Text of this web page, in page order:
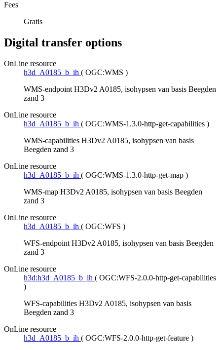
Fees
Gratis
Digital transfer options
OnLine resource
h3d_A0185_b_ih ( OGC:WMS )
WMS-endpoint H3Dv2 A0185, isohypsen van basis Beegden
zand 3
OnLine resource
h3d_A0185_b_ih ( OGC:WMS-1.3.0-http-get-capabilities )
WMS-capabilities H3Dv2 A0185, isohypsen van basis
Beegden zand 3
OnLine resource
h3d_A0185_b_ih ( OGC:WMS-1.3.0-http-get-map )
WMS-map H3Dv2 A0185, isohypsen van basis Beegden
zand 3
OnLine resource
h3d_A0185_b_ih ( OGC:WFS )
WFS-endpoint H3Dv2 A0185, isohypsen van basis Beegden
zand 3
OnLine resource
h3d:h3d_A0185_b_ih ( OGC:WFS-2.0.0-http-get-capabilities
)
WFS-capabilities H3Dv2 A0185, isohypsen van basis
Beegden zand 3
OnLine resource
h3d_A0185_b_ih ( OGC:WFS-2.0.0-http-get-feature )